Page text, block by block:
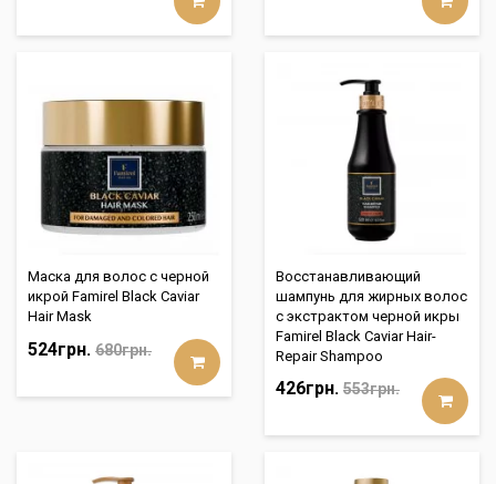
Маска для волос с черной
икрой Famirel Black Caviar
Hair Mask
524грн. 680грн.
Восстанавливающий
шампунь для жирных волос
с экстрактом черной икры
Famirel Black Caviar Hair-
Repair Shampoo
426грн. 553грн.